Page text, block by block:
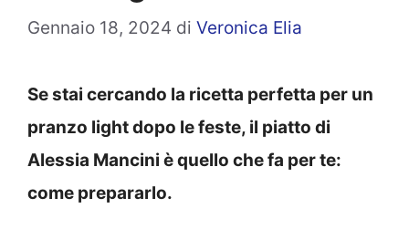
Gennaio 18, 2024 di Veronica Elia
Se stai cercando la ricetta perfetta per un
pranzo light dopo le feste, il piatto di
Alessia Mancini è quello che fa per te:
come prepararlo.